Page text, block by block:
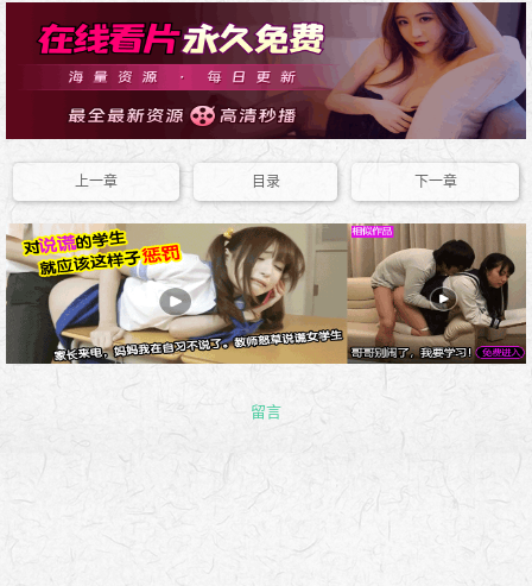
上一章 目录 下一章
留言